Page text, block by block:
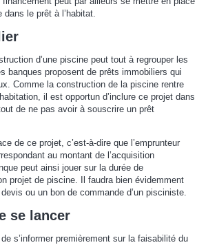
le prêt à l’habitat.
d’une piscine peut tout à regrouper les
banques proposent de prêts immobiliers qui
Comme la construction de la piscine rentre
il est opportun d’inclure ce projet dans
de ne pas avoir à souscrire un prêt
de ce projet, c’est-à-dire que l’emprunteur
au montant de l’acquisition
peut ainsi jouer sur la durée de
projet de piscine. Il faudra bien évidemment
ou un bon de commande d’un pisciniste.
se lancer
s’informer premièrement sur la faisabilité du